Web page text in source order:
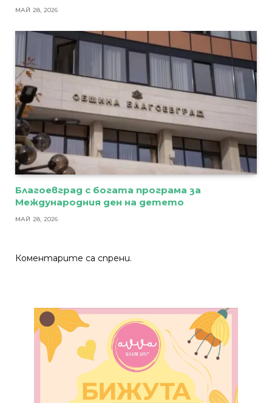
МАЙ 28, 2026
Благоевград с богата програма за
Международния ден на детето
МАЙ 28, 2026
Коментарите са спрени.